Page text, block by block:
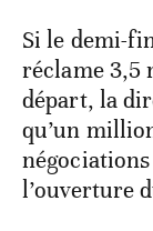
Si le demi-
réclame 3,5
départ, la
qu’un
l’ouverture